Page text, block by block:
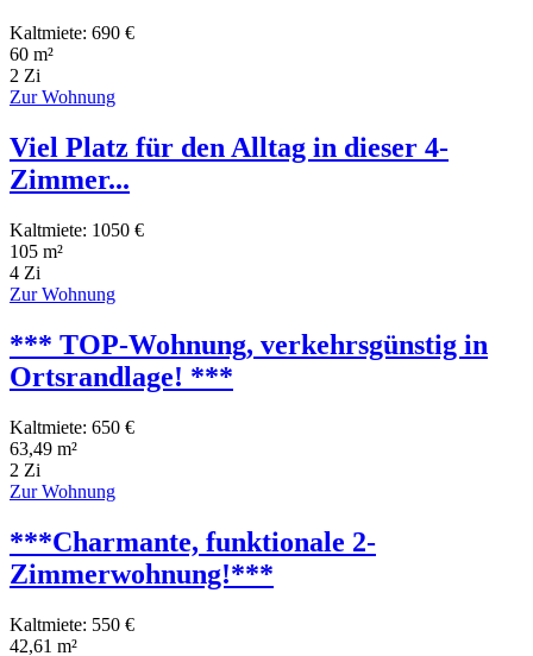
Kaltmiete: 690 €
60 m²
2 Zi
Zur Wohnung
Viel Platz für den Alltag in dieser 4-
Zimmer...
Kaltmiete: 1050 €
105 m²
4 Zi
Zur Wohnung
*** TOP-Wohnung, verkehrsgünstig in
Ortsrandlage! ***
Kaltmiete: 650 €
63,49 m²
2 Zi
Zur Wohnung
***Charmante, funktionale 2-
Zimmerwohnung!***
Kaltmiete: 550 €
42,61 m²